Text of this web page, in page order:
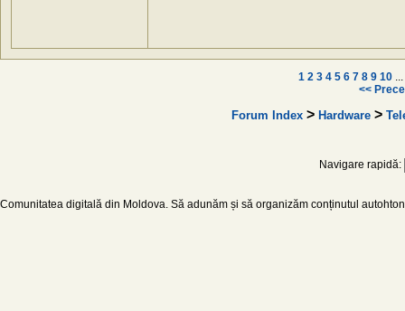
1 2 3 4 5 6 7 8 9 10 ...
<<
Forum Index> Hardware>
Navigare rapidă:
Comunitatea digitală din Moldova. Să adunăm și să organizăm conținutul